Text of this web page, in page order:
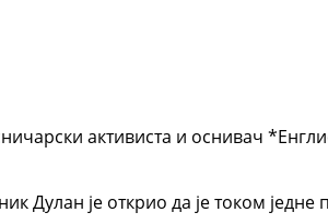
активиста и оснивач
Дулан је открио да је током